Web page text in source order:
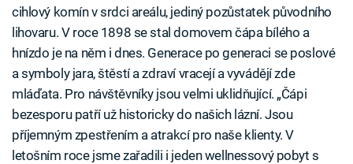
cihlový komín v srdci areálu, jediný pozůstatek původního
lihovaru. V roce 1898 se stal domovem čápa bílého a
hnízdo je na něm i dnes. Generace po generaci se poslové
a symboly jara, štěstí a zdraví vracejí a vyvádějí zde
mláďata. Pro návštěvníky jsou velmi uklidňující. „Čápi
bezesporu patří už historicky do našich lázní. Jsou
příjemným zpestřením a atrakcí pro naše klienty. V
letošním roce jsme zařadili i jeden wellnessový pobyt s